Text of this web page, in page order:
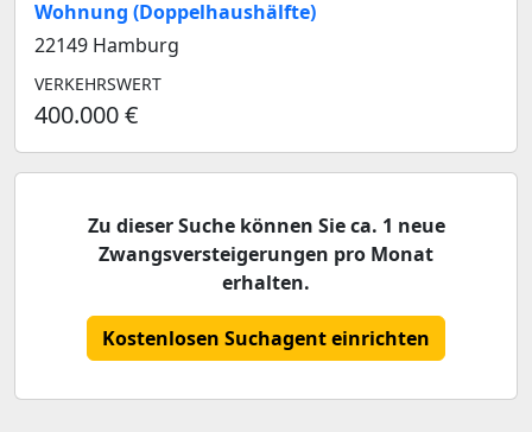
Wohnung (Doppelhaushälfte)
22149 Hamburg
VERKEHRSWERT
400.000 €
Zu dieser Suche können Sie ca. 1 neue
Zwangsversteigerungen pro Monat
erhalten.
Kostenlosen Suchagent einrichten